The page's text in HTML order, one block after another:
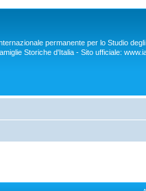
permanente per lo Studio
Storiche d'Italia - Sito ufficiale: